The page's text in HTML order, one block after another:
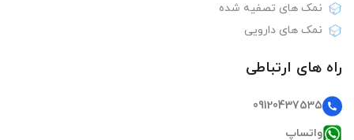
نمک های تصفیه شده
نمک های دارویی
راه های ارتباطی
09120437535
واتساپ